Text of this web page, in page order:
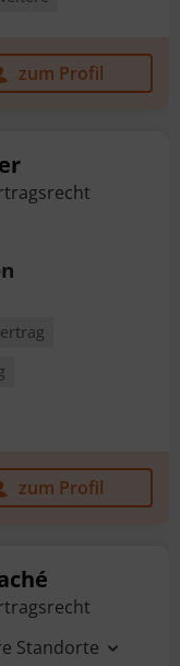
zum Profil
zum Profil
Standorte